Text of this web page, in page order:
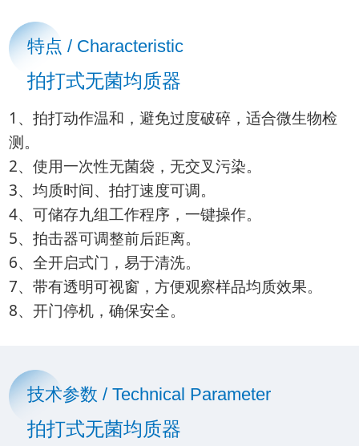
特点 / Characteristic
拍打式无菌均质器
1、拍打动作温和，避免过度破碎，适合微生物检
测。
2、使用一次性无菌袋，无交叉污染。
3、均质时间、拍打速度可调。
4、可储存九组工作程序，一键操作。
5、拍击器可调整前后距离。
6、全开启式门，易于清洗。
7、带有透明可视窗，方便观察样品均质效果。
8、开门停机，确保安全。
技术参数 / Technical Parameter
拍打式无菌均质器